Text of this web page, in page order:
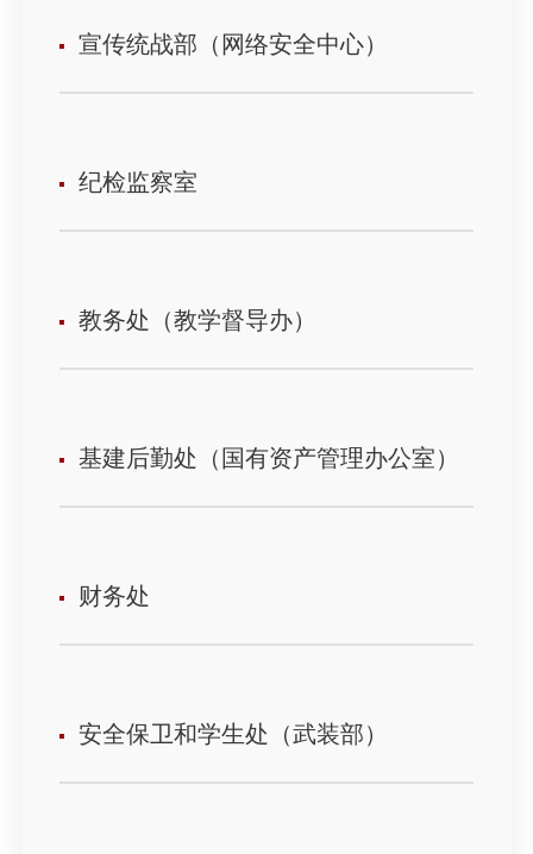
宣传统战部（网络安全中心）
纪检监察室
教务处（教学督导办）
基建后勤处（国有资产管理办公室）
财务处
安全保卫和学生处（武装部）